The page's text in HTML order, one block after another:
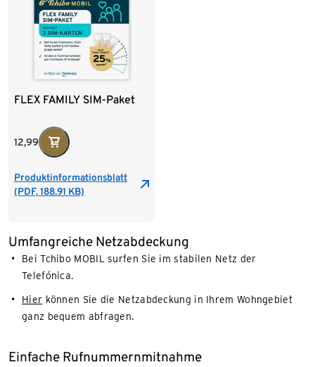
FLEX FAMILY SIM-Paket
12,99
Produktinformationsblatt
(PDF, 188.91 KB)
Umfangreiche Netzabdeckung
Bei Tchibo MOBIL surfen Sie im stabilen Netz der
Telefónica.
Hier können Sie die Netzabdeckung in Ihrem Wohngebiet
ganz bequem abfragen.
Einfache Rufnummernmitnahme